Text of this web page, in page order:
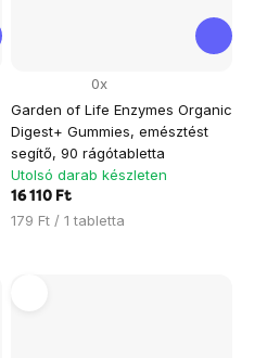
Garden of Life Enzymes Organic
Digest+ Gummies, emésztést
segítő, 90 rágótabletta
0x
Utolsó darab készleten
16 110 Ft
Egységár:
179 Ft / 1 tabletta